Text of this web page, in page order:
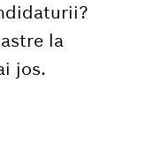
la
jos.